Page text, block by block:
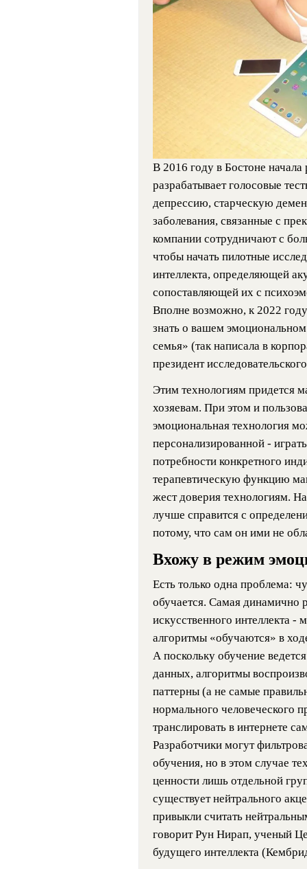
В 2016 году в Бостоне
разрабатывает голосовые
депрессию, старческую
заболевания, связанные с
компании сотрудничают с
чтобы начать пилотные
интеллекта, определяющей
сопоставляющей их с
Вполне возможно, к 2022
знать о вашем
семья» (так написала в
президент
Этим технологиям придется
хозяевам. При этом и
эмоциональная технология
персонализированной -
потребности конкретного
терапевтическую функцию
жест доверия технологиям.
лучше справится с
потому, что сам он ими не
Вхожу в режим
Есть только одна проблема:
обучается. Самая динамично
искусственного интеллекта -
алгоритмы «обучаются» в
А поскольку обучение
данных, алгоритмы
паттерны (а не самые
нормального человеческого
транслировать в интернете
Разработчики могут
обучения, но в этом случае
ценности лишь отдельной
существует нейтрального
привыкли считать
говорит Рун Нирап, ученый
будущего интеллекта